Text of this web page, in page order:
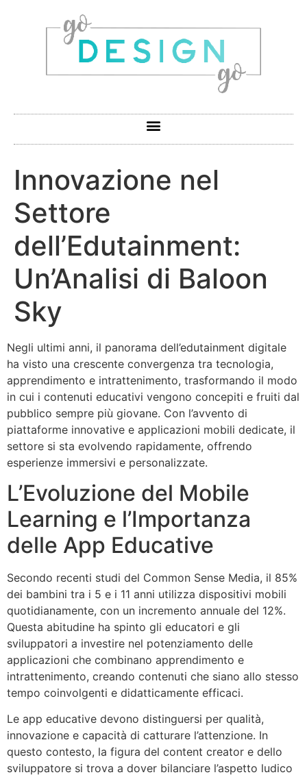
Innovazione nel
Settore
dell’Edutainment:
Un’Analisi di Baloon
Sky
Negli ultimi anni, il panorama dell’edutainment digitale
ha visto una crescente convergenza tra tecnologia,
apprendimento e intrattenimento, trasformando il modo
in cui i contenuti educativi vengono concepiti e fruiti dal
pubblico sempre più giovane. Con l’avvento di
piattaforme innovative e applicazioni mobili dedicate, il
settore si sta evolvendo rapidamente, offrendo
esperienze immersivi e personalizzate.
L’Evoluzione del Mobile
Learning e l’Importanza
delle App Educative
Secondo recenti studi del Common Sense Media, il 85%
dei bambini tra i 5 e i 11 anni utilizza dispositivi mobili
quotidianamente, con un incremento annuale del 12%.
Questa abitudine ha spinto gli educatori e gli
sviluppatori a investire nel potenziamento delle
applicazioni che combinano apprendimento e
intrattenimento, creando contenuti che siano allo stesso
tempo coinvolgenti e didatticamente efficaci.
Le app educative devono distinguersi per qualità,
innovazione e capacità di catturare l’attenzione. In
questo contesto, la figura del content creator e dello
sviluppatore si trova a dover bilanciare l’aspetto ludico